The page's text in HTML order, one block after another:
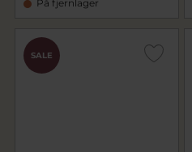
På fjernlager
SALE